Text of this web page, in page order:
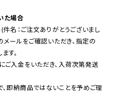
た場合
名：ご注文ありがとうございまし
メールをご確認いただき、指定の
す。
入金をいただき、入荷次第発送
即納商品ではないことを予めご理